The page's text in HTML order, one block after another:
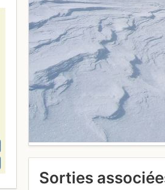
Sorties